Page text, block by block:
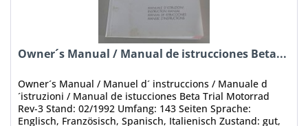
Owner´s Manual / Manual de istrucciones Beta...
Owner´s Manual / Manuel d´ instruccions / Manuale d
´istruzioni / Manual de istucciones Beta Trial Motorrad
Rev-3 Stand: 02/1992 Umfang: 143 Seiten Sprache:
Englisch, Französisch, Spanisch, Italienisch Zustand: gut,